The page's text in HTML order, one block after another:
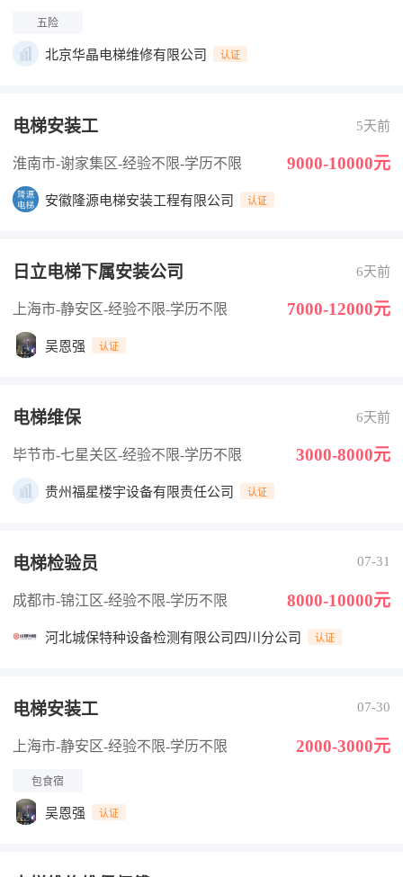
五险
北京华晶电梯维修有限公司 认证
电梯安装工 5天前
淮南市-谢家集区-经验不限-学历不限 9000-10000元
安徽隆源电梯安装工程有限公司 认证
日立电梯下属安装公司 6天前
上海市-静安区-经验不限-学历不限 7000-12000元
吴恩强 认证
电梯维保 6天前
毕节市-七星关区-经验不限-学历不限 3000-8000元
贵州福星楼宇设备有限责任公司 认证
电梯检验员 07-31
成都市-锦江区-经验不限-学历不限 8000-10000元
河北城保特种设备检测有限公司四川分公司 认证
电梯安装工 07-30
上海市-静安区-经验不限-学历不限 2000-3000元
包食宿
吴恩强 认证